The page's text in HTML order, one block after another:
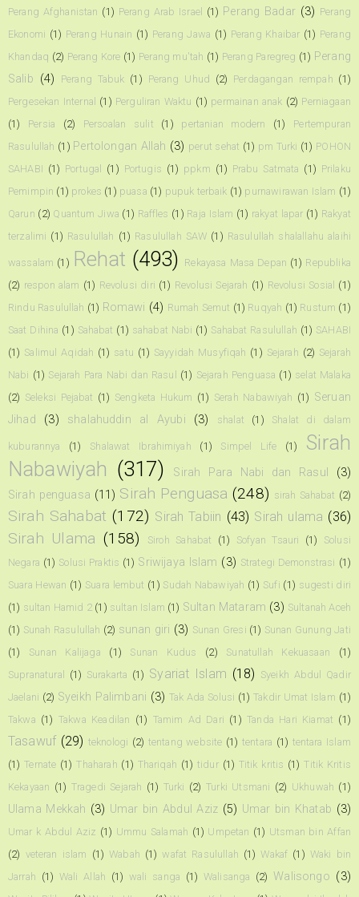
Perang Afghanistan (1) Perang Arab Israel (1) Perang Badar (3) Perang
Ekonomi (1) Perang Hunain (1) Perang Jawa (1) Perang Khaibar (1) Perang
Khandaq (2) Perang Kore (1) Perang mu'tah (1) Perang Paregreg (1) Perang
Salib (4) Perang Tabuk (1) Perang Uhud (2) Perdagangan rempah (1)
Pergesekan Internal (1) Perguliran Waktu (1) permainan anak (2) Perniagaan
(1)
Persia (2) Persoalan sulit (1) pertanian modern (1)
Pertempuran
Rasulullah (1) Pertolongan Allah (3) perut sehat (1) pm Turki (1) POHON
SAHABI (1) Portugal (1) Portugis (1) ppkm (1) Prabu Satmata (1) Prilaku
Pemimpin (1) prokes (1) puasa (1) pupuk terbaik (1) purnawirawan Islam (1)
Qarun (2) Quantum Jiwa (1) Raffles (1) Raja Islam (1) rakyat lapar (1) Rakyat
terzalimi (1) Rasulullah (1) Rasulullah SAW (1) Rasulullah shalallahu alaihi
wassalam (1) Rehat (493) Rekayasa Masa Depan (1) Republika
(2) respon alam (1) Revolusi diri (1) Revolusi Sejarah (1) Revolusi Sosial (1)
Rindu Rasulullah (1) Romawi (4) Rumah Semut (1) Ruqyah (1) Rustum (1)
Saat Dihina (1) Sahabat (1) sahabat Nabi (1) Sahabat Rasulullah (1) SAHABI
(1) Salimul Aqidah (1) satu (1) Sayyidah Musyfiqah (1) Sejarah (2) Sejarah
Nabi (1) Sejarah Para Nabi dan Rasul (1) Sejarah Penguasa (1) selat Malaka
(2) Seleksi Pejabat (1) Sengketa Hukum (1) Serah Nabawiyah (1) Seruan
Jihad
(3) shalahuddin al Ayubi (3) shalat (1) Shalat di dalam
kuburannya (1) Shalawat Ibrahimiyah (1) Simpel Life (1)
Sirah
Nabawiyah (317) Sirah Para Nabi dan Rasul
(3)
Sirah penguasa (11) Sirah Penguasa (248) sirah Sahabat (2)
Sirah Sahabat (172) Sirah Tabiin (43) Sirah ulama (36)
Sirah Ulama (158) Siroh Sahabat (1) Sofyan Tsauri (1)
Solusi
Negara (1) Solusi Praktis (1) Sriwijaya Islam (3) Strategi Demonstrasi (1)
Suara Hewan (1) Suara lembut (1) Sudah Nabawiyah (1) Sufi (1) sugesti diri
(1) sultan Hamid 2 (1) sultan Islam (1) Sultan Mataram (3) Sultanah Aceh
(1) Sunah Rasulullah (2) sunan giri (3) Sunan Gresi (1) Sunan Gunung Jati
(1)
Sunan Kalijaga (1) Sunan Kudus (2) Sunatullah Kekuasaan
(1)
Supranatural
(1) Surakarta (1) Syariat Islam (18) Syeikh Abdul Qadir
Jaelani (2) Syeikh Palimbani (3) Tak Ada Solusi (1) Takdir Umat Islam (1)
Takwa (1) Takwa Keadilan (1) Tamim Ad Dari (1) Tanda Hari Kiamat (1)
Tasawuf (29) teknologi (2) tentang website (1) tentara (1) tentara Islam
(1) Ternate (1) Thaharah (1) Thariqah (1) tidur (1) Titik kritis (1) Titik Kritis
Kekayaan (1) Tragedi Sejarah (1) Turki (2) Turki Utsmani (2) Ukhuwah (1)
Ulama Mekkah (3) Umar bin Abdul Aziz (5) Umar bin Khatab (3)
Umar k Abdul Aziz (1) Ummu Salamah (1) Umpetan (1) Utsman bin Affan
(2) veteran islam (1) Wabah (1) wafat Rasulullah (1) Wakaf (1) Waki bin
Jarrah (1) Wali Allah (1) wali sanga (1) Walisanga (2) Walisongo (3)